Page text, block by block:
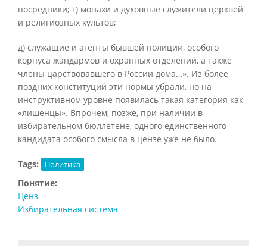
посредники; г) монахи и духовные служители церквей
и религиозных культов;
д) служащие и агенты бывшей полиции, особого
корпуса жандармов и охранных отделений, а также
члены царствовавшего в России дома…». Из более
поздних конституций эти нормы убрали, но на
инструктивном уровне появилась такая категория как
«лишенцы». Впрочем, позже, при наличии в
избирательном бюллетене, одного единственного
кандидата особого смысла в цензе уже не было.
Tags: Политика
Понятие:
Ценз
Избирательная система